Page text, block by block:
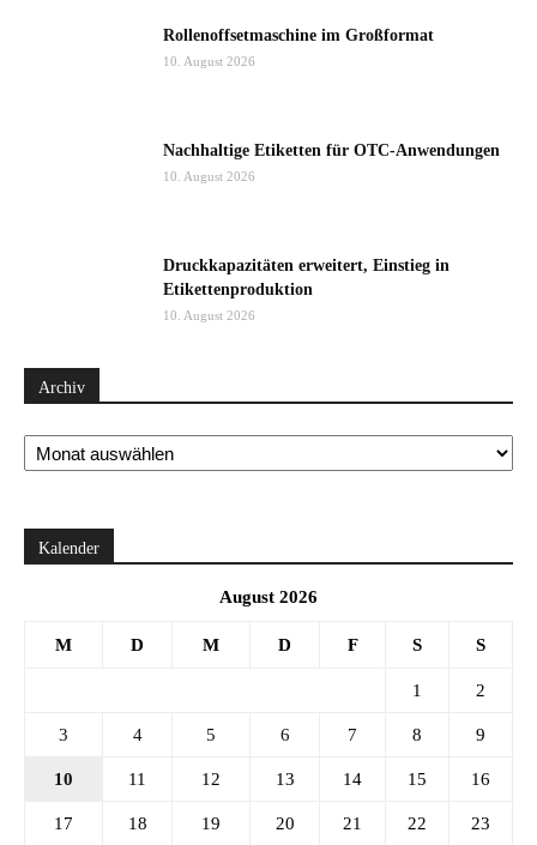
Rollenoffsetmaschine im Großformat
10. August 2026
Nachhaltige Etiketten für OTC-Anwendungen
10. August 2026
Druckkapazitäten erweitert, Einstieg in
Etikettenproduktion
10. August 2026
Archiv
Kalender
August 2026
M D M D F S S
1 2
3 4 5 6 7 8 9
10 11 12 13 14 15 16
17 18 19 20 21 22 23